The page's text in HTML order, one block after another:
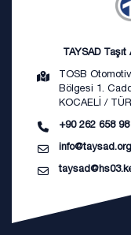
TAYSAD
TOSB
Bölgesi 1.
KOCAELİ /
+90 262 658